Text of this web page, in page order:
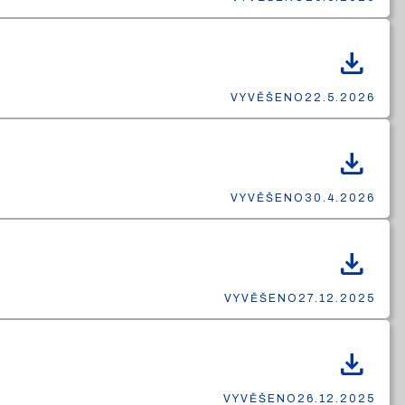
download
VYVĚŠENO 22.5.2026
download
VYVĚŠENO 30.4.2026
download
VYVĚŠENO 27.12.2025
download
VYVĚŠENO 26.12.2025